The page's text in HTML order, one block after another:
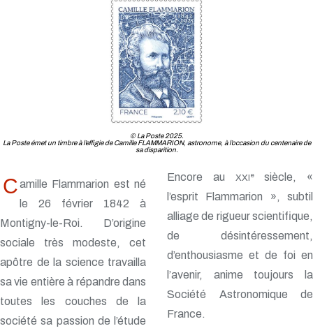
© La Poste 2025.
La Poste émet un timbre à l’effigie de Camille FLAMMARION, astronome, à l’occasion du centenaire de
sa disparition.
Camille Flammarion est né
le 26 février 1842 à
Montigny-le-Roi. D’origine
sociale très modeste, cet
apôtre de la science travailla
sa vie entière à répandre dans
toutes les couches de la
société sa passion de l’étude
Encore au XXI esiècle, «
l’esprit Flammarion », subtil
alliage de rigueur scientifique,
de désintéressement,
d’enthousiasme et de foi en
l’avenir, anime toujours la
Société Astronomique de
France.